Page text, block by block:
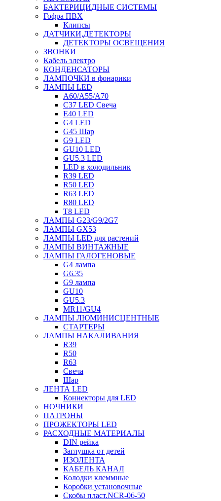
БАКТЕРИЦИДНЫЕ СИСТЕМЫ
Гофра ПВХ
Клипсы
ДАТЧИКИ,ДЕТЕКТОРЫ
ДЕТЕКТОРЫ ОСВЕЩЕНИЯ
ЗВОНКИ
Кабель электро
КОНДЕНСАТОРЫ
ЛАМПОЧКИ в фонарики
ЛАМПЫ LED
A60/A55/A70
C37 LED Свеча
E40 LED
G4 LED
G45 Шар
G9 LED
GU10 LED
GU5.3 LED
LED в холодильник
R39 LED
R50 LED
R63 LED
R80 LED
T8 LED
ЛАМПЫ G23/G9/2G7
ЛАМПЫ GX53
ЛАМПЫ LED для растений
ЛАМПЫ ВИНТАЖНЫЕ
ЛАМПЫ ГАЛОГЕНОВЫЕ
G4 лампа
G6.35
G9 лампа
GU10
GU5.3
MR11/GU4
ЛАМПЫ ЛЮМИНИСЦЕНТНЫЕ
СТАРТЕРЫ
ЛАМПЫ НАКАЛИВАНИЯ
R39
R50
R63
Свеча
Шар
ЛЕНТА LED
Коннекторы для LED
НОЧНИКИ
ПАТРОНЫ
ПРОЖЕКТОРЫ LED
РАСХОДНЫЕ МАТЕРИАЛЫ
DIN рейка
Заглушка от детей
ИЗОЛЕНТА
КАБЕЛЬ КАНАЛ
Колодки клеммные
Коробки установочные
Скобы пласт.NCR-06-50